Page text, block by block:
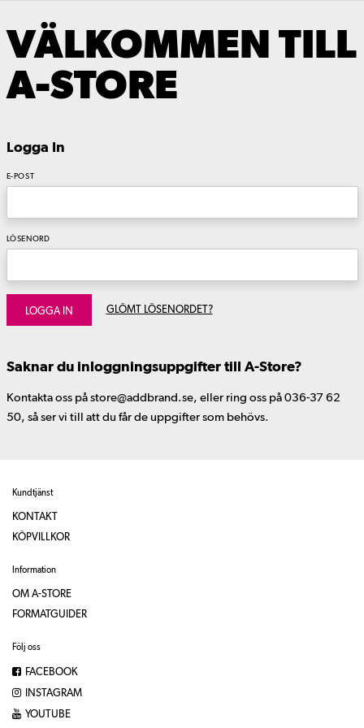
VÄLKOMMEN TILL
A-STORE
Logga In
E-POST
LÖSENORD
LOGGA IN GLÖMT LÖSENORDET?
Saknar du inloggningsuppgifter till A-Store?
Kontakta oss på store@addbrand.se, eller ring oss på 036-37 62
50, så ser vi till att du får de uppgifter som behövs.
Kundtjänst
KONTAKT
KÖPVILLKOR
Information
OM A-STORE
FORMATGUIDER
Följ oss
FACEBOOK
INSTAGRAM
YOUTUBE